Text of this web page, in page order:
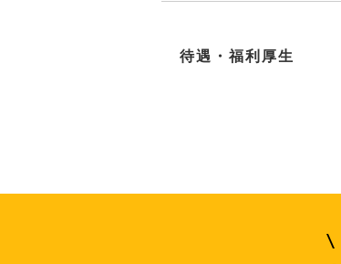
待遇・福利厚生